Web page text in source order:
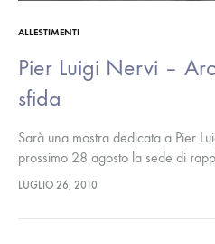
ALLESTIMENTI
Pier Luigi Nervi –
sfida
Sarà una mostra dedicata a Pier
prossimo 28 agosto la sede di
sul Canal Grande, a Palazzo
LUGLIO 26, 2010